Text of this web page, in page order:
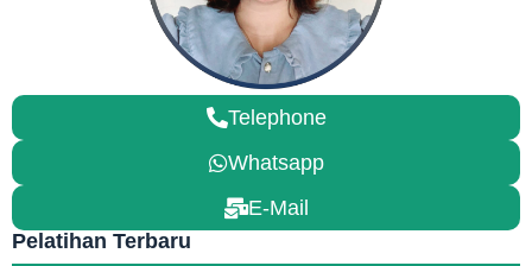
Telephone
Whatsapp
E-Mail
Pelatihan Terbaru